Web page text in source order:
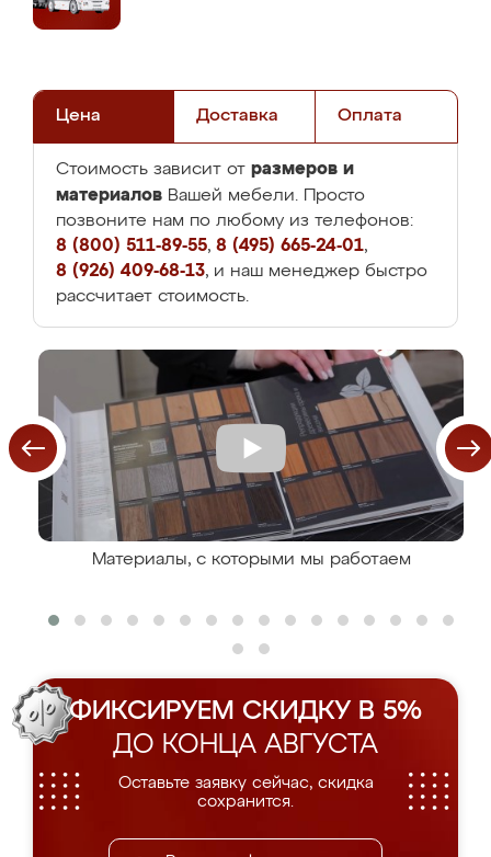
Цена Доставка Оплата
Стоимость зависит от размеров и
материалов Вашей мебели. Просто
позвоните нам по любому из телефонов:
8 (800) 511-89-55, 8 (495) 665-24-01,
8 (926) 409-68-13, и наш менеджер быстро
рассчитает стоимость.
Материалы, с которыми мы работаем
ФИКСИРУЕМ СКИДКУ В 5%
ДО КОНЦА АВГУСТА
Оставьте заявку сейчас, скидка
сохранится.